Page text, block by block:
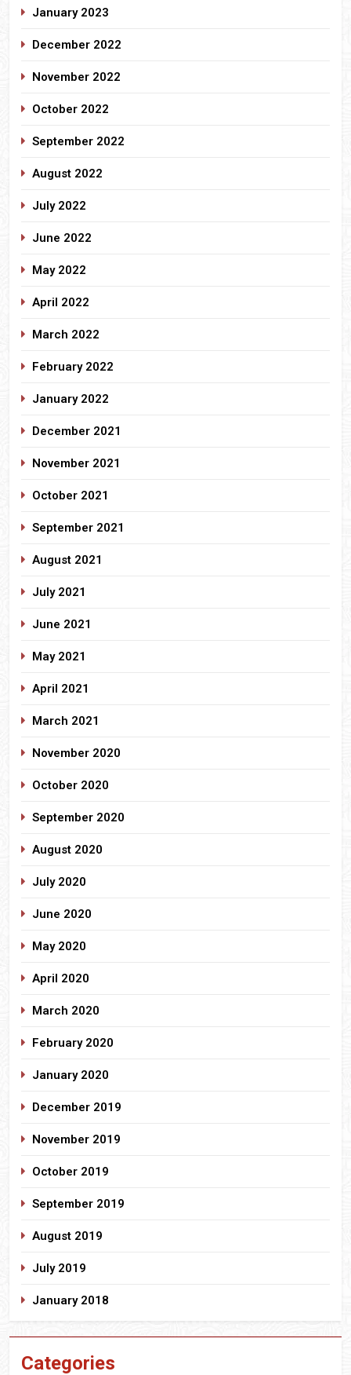
January 2023
December 2022
November 2022
October 2022
September 2022
August 2022
July 2022
June 2022
May 2022
April 2022
March 2022
February 2022
January 2022
December 2021
November 2021
October 2021
September 2021
August 2021
July 2021
June 2021
May 2021
April 2021
March 2021
November 2020
October 2020
September 2020
August 2020
July 2020
June 2020
May 2020
April 2020
March 2020
February 2020
January 2020
December 2019
November 2019
October 2019
September 2019
August 2019
July 2019
January 2018
Categories